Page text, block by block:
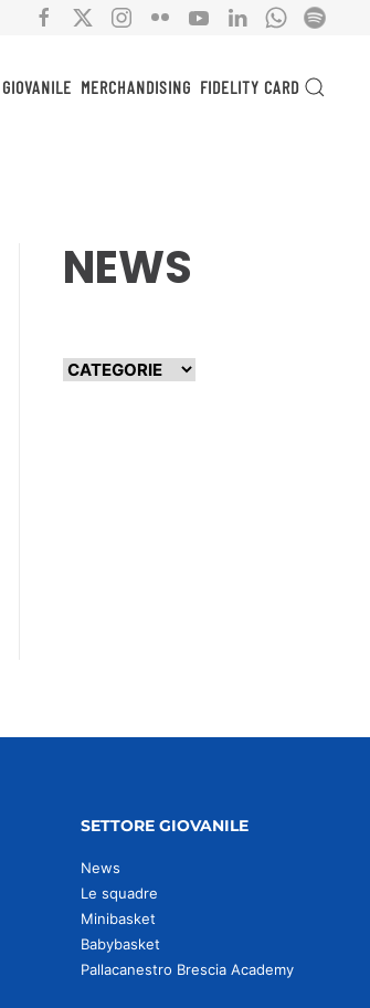
MERCHANDISING FIDELITY CARD
NEWS
SETTORE GIOVANILE
News
Le squadre
Minibasket
Babybasket
Pallacanestro Brescia Academy